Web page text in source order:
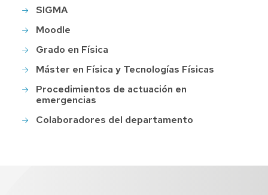
SIGMA
Moodle
Grado en Física
Máster en Física y Tecnologías Físicas
Procedimientos de actuación en
emergencias
Colaboradores del departamento